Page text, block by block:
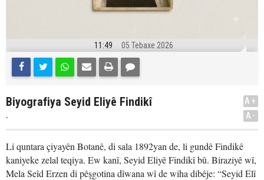
11:49 05 Tebaxe 2026
Biyografiya Seyid Eliyê Findikî
.
A+
A-
Li quntara çiyayên Botanê, di sala 1892yan de, li gundê Findikê
kaniyeke zelal teqiya. Ew kanî, Seyid Eliyê Findikî bû. Biraziyê wî,
Mela Seîd Erzen di pêşgotina dîwana wî de wiha dibêje: “Seyid Elî